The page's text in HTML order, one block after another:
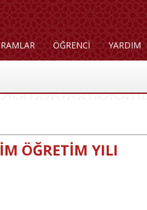
ÖĞRENCİ YARDIM
ÖĞRETİM YILI